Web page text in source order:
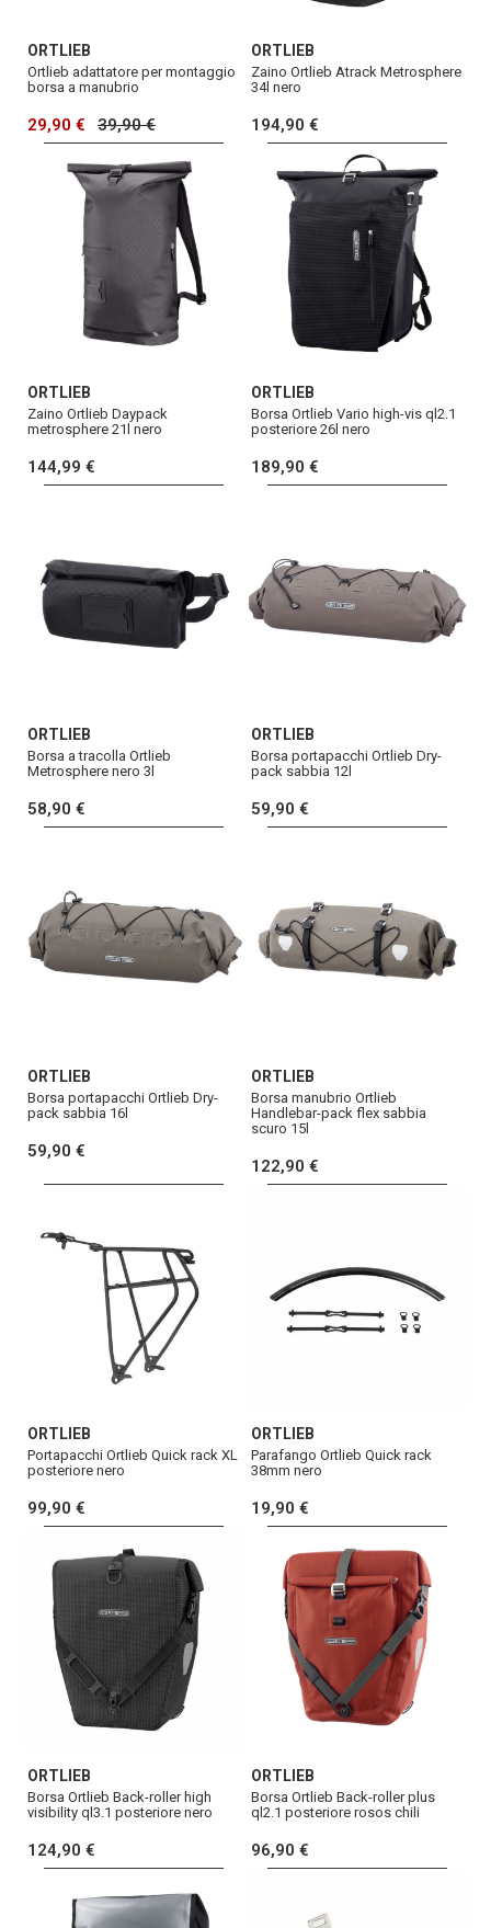
ORTLIEB
Ortlieb adattatore per montaggio
borsa a manubrio
29,90 € 39,90 €
ORTLIEB
Zaino Ortlieb Atrack Metrosphere
34l nero
194,90 €
ORTLIEB
Zaino Ortlieb Daypack
metrosphere 21l nero
144,99 €
ORTLIEB
Borsa Ortlieb Vario high-vis ql2.1
posteriore 26l nero
189,90 €
ORTLIEB
Borsa a tracolla Ortlieb
Metrosphere nero 3l
58,90 €
ORTLIEB
Borsa portapacchi Ortlieb Dry-
pack sabbia 12l
59,90 €
ORTLIEB
Borsa portapacchi Ortlieb Dry-
pack sabbia 16l
59,90 €
ORTLIEB
Borsa manubrio Ortlieb
Handlebar-pack flex sabbia
scuro 15l
122,90 €
ORTLIEB
Portapacchi Ortlieb Quick rack XL
posteriore nero
99,90 €
ORTLIEB
Parafango Ortlieb Quick rack
38mm nero
19,90 €
ORTLIEB
Borsa Ortlieb Back-roller high
visibility ql3.1 posteriore nero
124,90 €
ORTLIEB
Borsa Ortlieb Back-roller plus
ql2.1 posteriore rosos chili
96,90 €